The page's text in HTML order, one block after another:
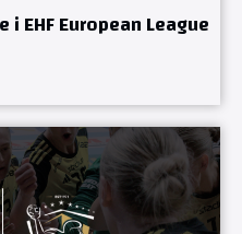
EHF European League